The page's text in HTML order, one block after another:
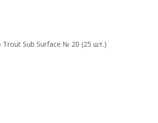
Trout Sub Surface № 20 (25 шт.)